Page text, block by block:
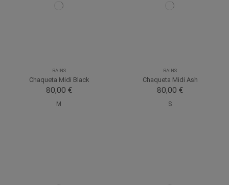
RAINS
Chaqueta Midi Black
80,00 €
M
RAINS
Chaqueta Midi Ash
80,00 €
S